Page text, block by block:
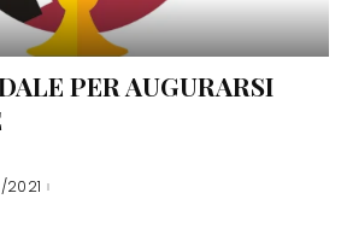
PER AUGURARSI
2021